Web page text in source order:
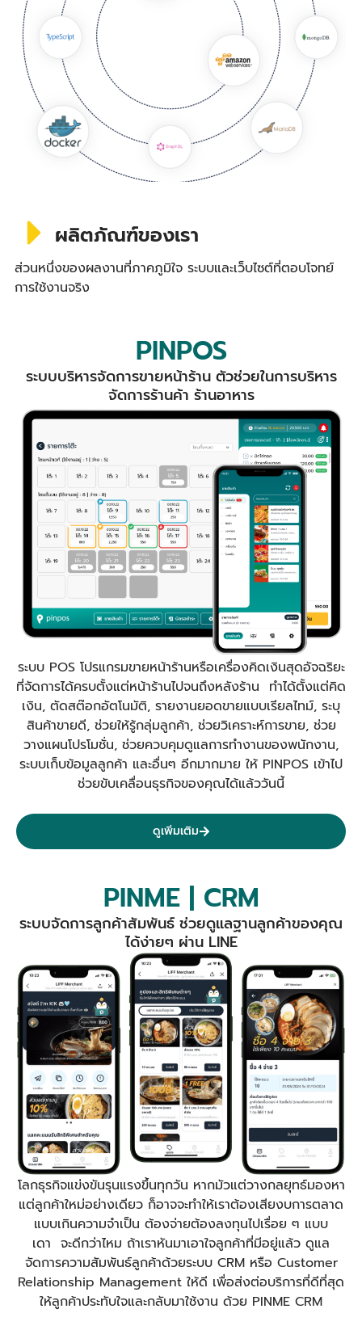
ผลิตภัณฑ์ของเรา
ส่วนหนึ่งของผลงานที่ภาคภูมิใจ ระบบและเว็บไซต์ที่ตอบโจทย์
การใช้งานจริง
PINPOS
ระบบบริหารจัดการขายหน้าร้าน ตัวช่วยในการบริหาร
จัดการร้านค้า ร้านอาหาร
ระบบ POS โปรแกรมขายหน้าร้านหรือเครื่องคิดเงินสุดอัจฉริยะ
ที่จัดการได้ครบตั้งแต่หน้าร้านไปจนถึงหลังร้าน ทำได้ตั้งแต่คิด
เงิน, ตัดสต๊อกอัตโนมัติ, รายงานยอดขายแบบเรียลไทม์, ระบุ
สินค้าขายดี, ช่วยให้รู้กลุ่มลูกค้า, ช่วยวิเคราะห์การขาย, ช่วย
วางแผนโปรโมชั่น, ช่วยควบคุมดูแลการทำงานของพนักงาน,
ระบบเก็บข้อมูลลูกค้า และอื่นๆ อีกมากมาย ให้ PINPOS เข้าไป
ช่วยขับเคลื่อนธุรกิจของคุณได้แล้ววันนี้
ดูเพิ่มเติม
PINME | CRM
ระบบจัดการลูกค้าสัมพันธ์ ช่วยดูแลฐานลูกค้าของคุณ
ได้ง่ายๆ ผ่าน LINE
โลกธุรกิจแข่งขันรุนแรงขึ้นทุกวัน หากมัวแต่วางกลยุทธ์มองหา
แต่ลูกค้าใหม่อย่างเดียว ก็อาจจะทำให้เราต้องเสียงบการตลาด
แบบเกินความจำเป็น ต้องจ่ายต้องลงทุนไปเรื่อย ๆ แบบ
เดา จะดีกว่าไหม ถ้าเราหันมาเอาใจลูกค้าที่มีอยู่แล้ว ดูแล
จัดการความสัมพันธ์ลูกค้าด้วยระบบ CRM หรือ Customer
Relationship Management ให้ดี เพื่อส่งต่อบริการที่ดีที่สุด
ให้ลูกค้าประทับใจและกลับมาใช้งาน ด้วย PINME CRM